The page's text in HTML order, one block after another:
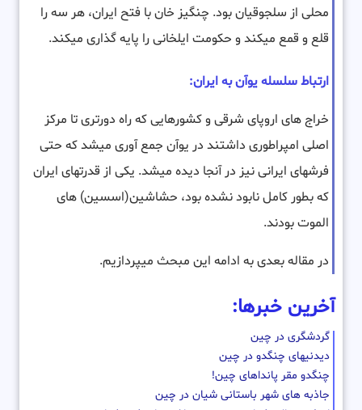
محلی از سلجوقیان بود. چنگیز خان با فتح ایران، هر سه را
قلع و قمع میکند و حکومت ایلخانی را پایه گذاری میکند.
ارتباط سلسله یوآن به ایران:
خراج های اروپای شرقی و کشورهایی که راه دورتری تا مرکز
اصلی امپراطوری داشتند در یوآن جمع آوری میشد که حتی
فرشهای ایرانی نیز در آنجا دیده میشد. یکی از قدرتهای ایران
که بطور کامل نابود نشده بود، حشاشین(اسسین) های
الموت بودند.
در مقاله بعدی به ادامه این مبحث میپردازیم.
آخرین خبرها:
گردشگری در چین
دیدنیهای چنگدو در چین
چنگدو مقر پانداهای چین!
جاذبه های شهر باستانی شیان در چین